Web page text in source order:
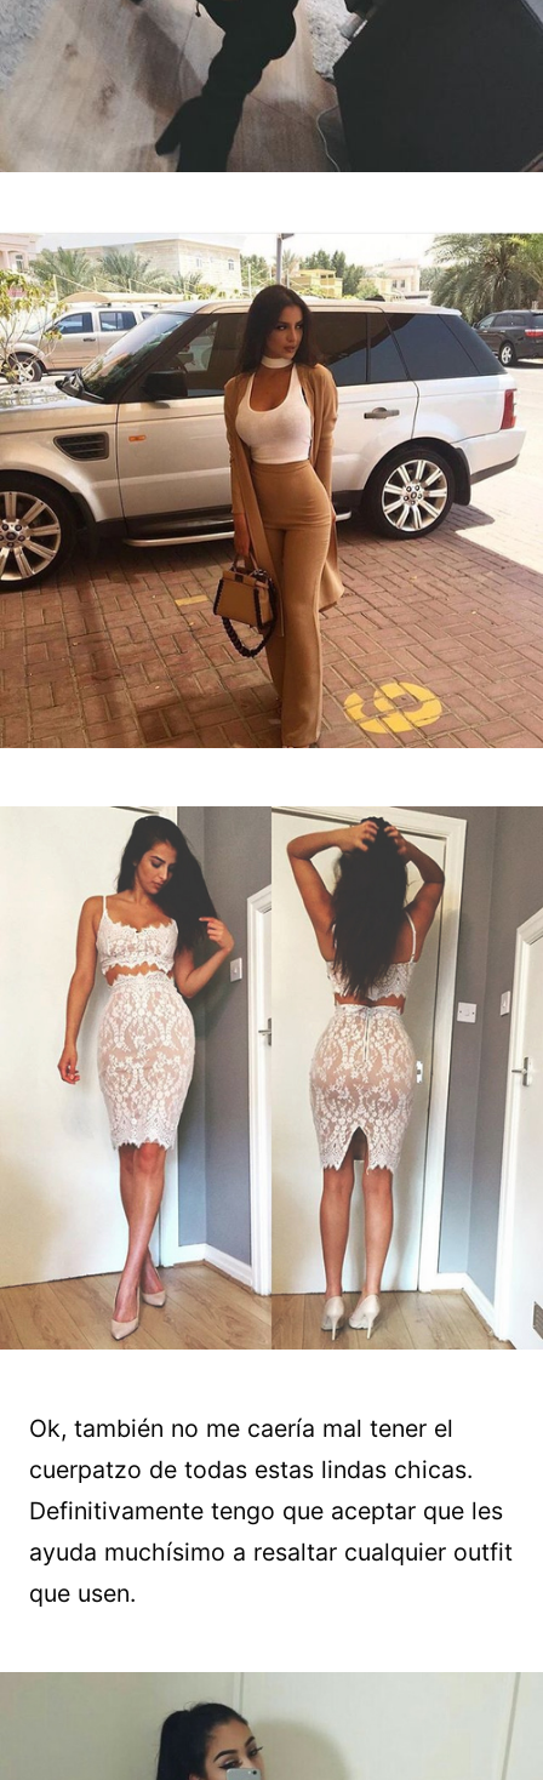
Ok, también no me caería mal tener el
cuerpatzo de todas estas lindas chicas.
Definitivamente tengo que aceptar que les
ayuda muchísimo a resaltar cualquier outfit
que usen.